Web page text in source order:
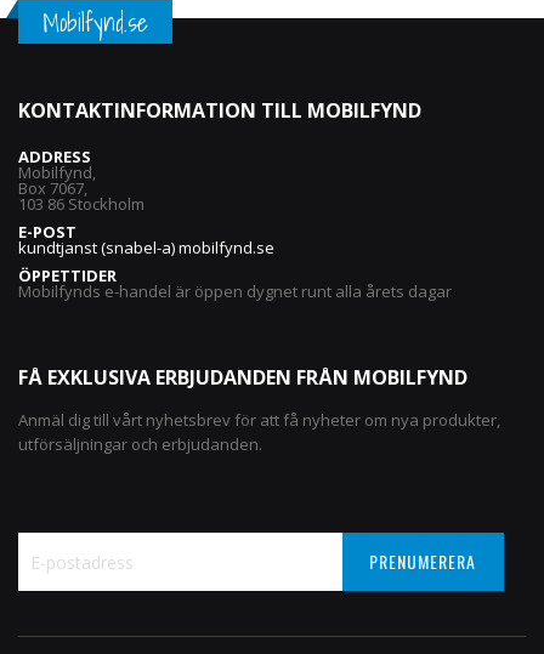
Mobilfynd.se
KONTAKTINFORMATION TILL MOBILFYND
ADDRESS
Mobilfynd,
Box 7067,
103 86 Stockholm
E-POST
kundtjanst (snabel-a) mobilfynd.se
ÖPPETTIDER
Mobilfynds e-handel är öppen dygnet runt alla årets dagar
FÅ EXKLUSIVA ERBJUDANDEN FRÅN MOBILFYND
Anmäl dig till vårt nyhetsbrev för att få nyheter om nya produkter,
utförsäljningar och erbjudanden.
PRENUMERERA